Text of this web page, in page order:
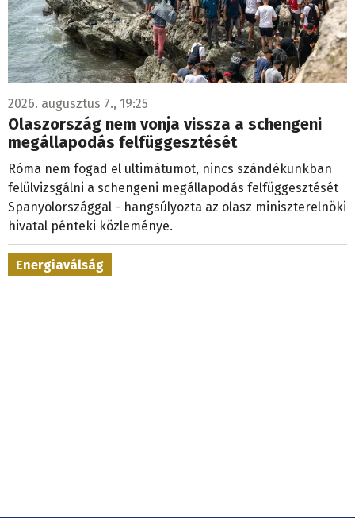
2026. augusztus 7., 19:25
Olaszország nem vonja vissza a schengeni
megállapodás felfüggesztését
Róma nem fogad el ultimátumot, nincs szándékunkban
felülvizsgálni a schengeni megállapodás felfüggesztését
Spanyolországgal - hangsúlyozta az olasz miniszterelnöki
hivatal pénteki közleménye.
Energiaválság